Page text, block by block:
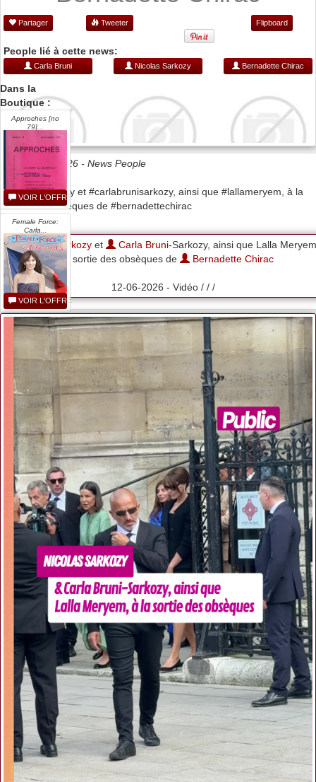
Partager Tweeter Flipboard
People lié à cette news:
Carla Bruni Nicolas Sarkozy Bernadette Chirac
Date 12/06/2026 - News People
#nicolassarkozy et #carlabrunisarkozy, ainsi que #lallameryem, à la
sortie des obsèques de #bernadettechirac
Nicolas Sarkozyet Carla Bruni-Sarkozy, ainsi que Lalla
à la sortie des obsèques de
Bernadette Chirac
12-06-2026 - Vidéo / / /
Dans la
Boutique :
Approches [no
79]...
VOIR L'OFFRE
Female Force:
Carla...
VOIR L'OFFRE
Carla Bruni
50x40cm...
VOIR L'OFFRE
Carla Bruni
91x60cm...
VOIR L'OFFRE